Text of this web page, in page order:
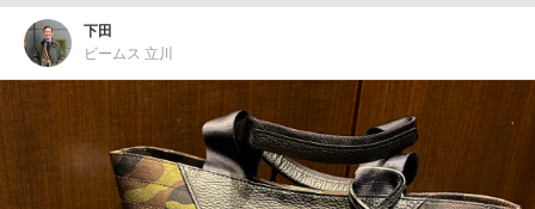
下田
ビームス 立川